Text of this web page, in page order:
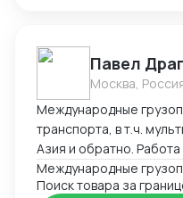
поставщиками), -
качестве переводчика
Павел
Москва,
Международные
транспорта, в т.ч.
Азия и обратно.
Ираном. Поиск
проведение
Международные
Поиск товара за